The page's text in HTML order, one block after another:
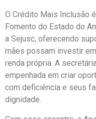
O Crédito Mais Inclusão
Fomento do Estado do
a Sejusc, oferecendo
mães possam investir
renda própria. A
empenhada em criar
com deficiência e seus
dignidade.